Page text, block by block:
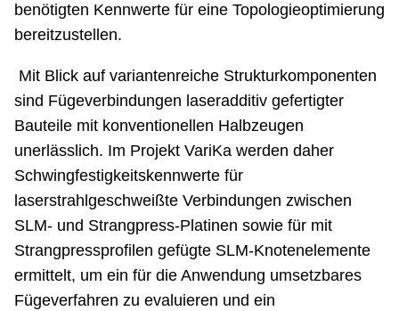
benötigten Kennwerte für eine Topologieoptimierung
bereitzustellen.
Mit Blick auf variantenreiche Strukturkomponenten
sind Fügeverbindungen laseradditiv gefertigter
Bauteile mit konventionellen Halbzeugen
unerlässlich. Im Projekt VariKa werden daher
Schwingfestigkeitskennwerte für
laserstrahlgeschweißte Verbindungen zwischen
SLM- und Strangpress-Platinen sowie für mit
Strangpressprofilen gefügte SLM-Knotenelemente
ermittelt, um ein für die Anwendung umsetzbares
Fügeverfahren zu evaluieren und ein